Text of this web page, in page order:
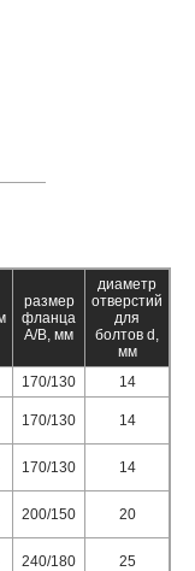
размер
фланца
А/B, мм
диаметр
отверстий
для
болтов d,
мм
170/130 14
170/130 14
170/130 14
200/150 20
240/180 25